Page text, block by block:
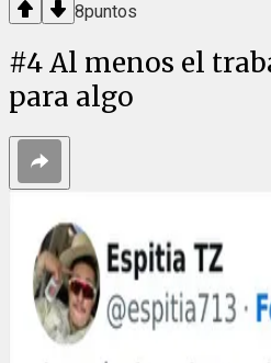
8puntos
#4Al menos el
para algo